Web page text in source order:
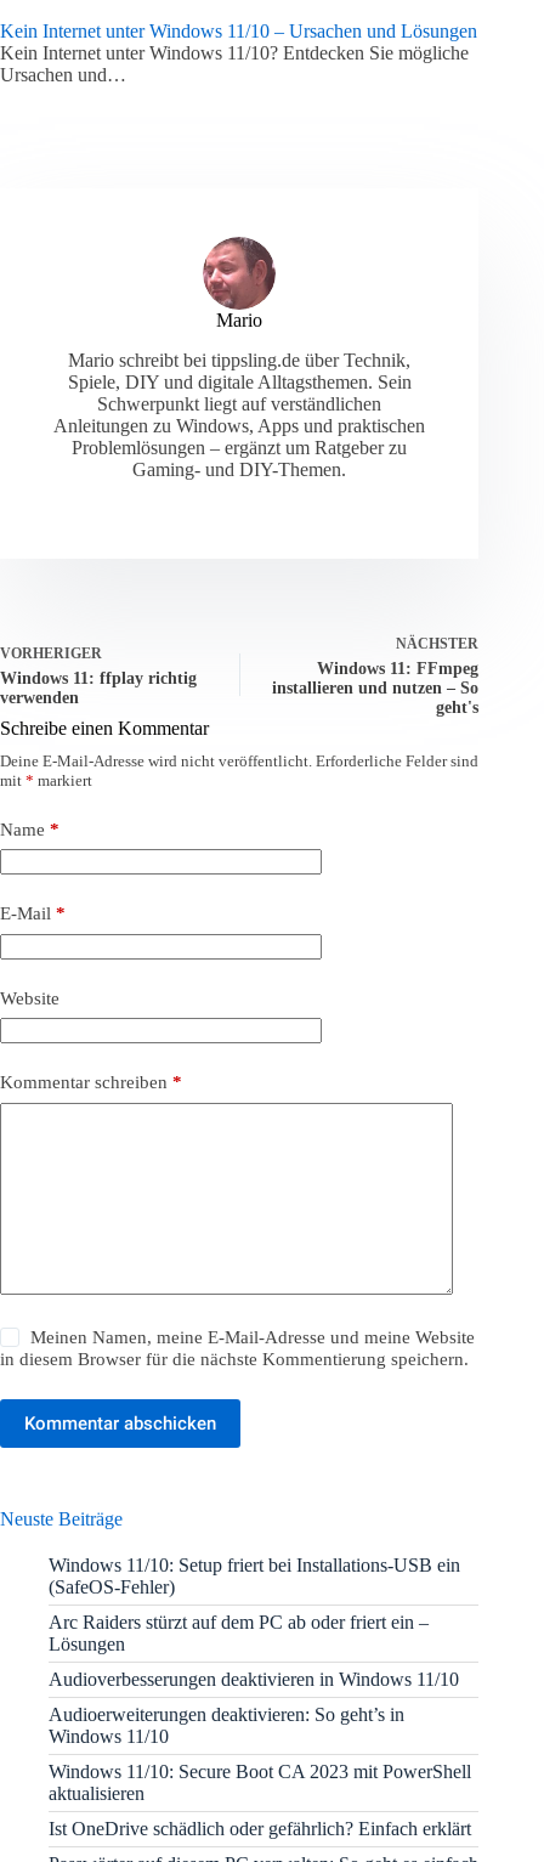
Kein Internet unter Windows 11/10 – Ursachen und Lösungen
Kein Internet unter Windows 11/10? Entdecken Sie mögliche
Ursachen und…
Mario
Mario schreibt bei tippsling.de über Technik,
Spiele, DIY und digitale Alltagsthemen. Sein
Schwerpunkt liegt auf verständlichen
Anleitungen zu Windows, Apps und praktischen
Problemlösungen – ergänzt um Ratgeber zu
Gaming- und DIY-Themen.
VORHERIGER
Windows 11: ffplay richtig
verwenden
NÄCHSTER
Windows 11: FFmpeg
installieren und nutzen – So
geht's
Schreibe einen Kommentar
Deine E-Mail-Adresse wird nicht veröffentlicht. Erforderliche Felder sind
mit * markiert
Name *
E-Mail *
Website
Kommentar schreiben *
Meinen Namen, meine E-Mail-Adresse und meine Website
in diesem Browser für die nächste Kommentierung speichern.
Kommentar abschicken
Neuste Beiträge
Windows 11/10: Setup friert bei Installations-USB ein
(SafeOS-Fehler)
Arc Raiders stürzt auf dem PC ab oder friert ein –
Lösungen
Audioverbesserungen deaktivieren in Windows 11/10
Audioerweiterungen deaktivieren: So geht’s in
Windows 11/10
Windows 11/10: Secure Boot CA 2023 mit PowerShell
aktualisieren
Ist OneDrive schädlich oder gefährlich? Einfach erklärt